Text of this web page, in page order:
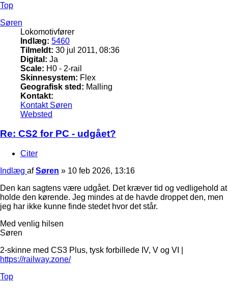
Top
Søren
Lokomotivfører
Indlæg: 5460
Tilmeldt: 30 jul 2011, 08:36
Digital: Ja
Scale: H0 - 2-rail
Skinnesystem: Flex
Geografisk sted: Malling
Kontakt:
Kontakt Søren
Websted
Re: CS2 for PC - udgået?
Citer
Indlæg afSøren » 10 feb 2026, 13:16
Den kan sagtens være udgået. Det kræver tid og vedligehold at
holde den kørende. Jeg mindes at de havde droppet den, men
jeg har ikke kunne finde stedet hvor det står.
Med venlig hilsen
Søren
2-skinne med CS3 Plus, tysk forbillede IV, V og VI |
https://railway.zone/
Top